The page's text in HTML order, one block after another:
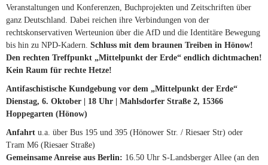
Veranstaltungen und Konferenzen, Buchprojekten und Zeitschriften über
ganz Deutschland. Dabei reichen ihre Verbindungen von der
rechtskonservativen Werteunion über die AfD und die Identitäre Bewegung
bis hin zu NPD-Kadern. Schluss mit dem braunen Treiben in Hönow!
Den rechten Treffpunkt „Mittelpunkt der Erde“ endlich dichtmachen!
Kein Raum für rechte Hetze!
Antifaschistische Kundgebung vor dem „Mittelpunkt der Erde“
Dienstag, 6. Oktober | 18 Uhr | Mahlsdorfer Straße 2, 15366
Hoppegarten (Hönow)
Anfahrt u.a. über Bus 195 und 395 (Hönower Str. / Riesaer Str) oder
Tram M6 (Riesaer Straße)
Gemeinsame Anreise aus Berlin: 16.50 Uhr S-Landsberger Allee (an den